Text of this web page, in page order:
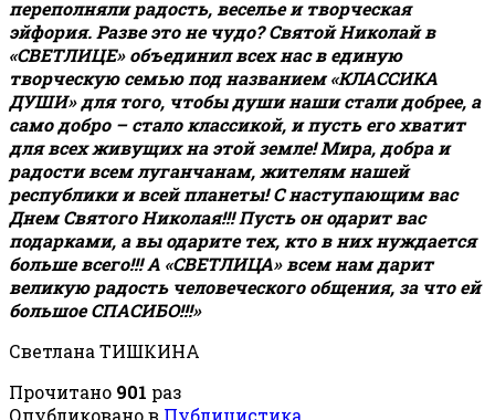
переполняли радость, веселье и творческая
эйфория. Разве это не чудо? Святой Николай в
«СВЕТЛИЦЕ» объединил всех нас в единую
творческую семью под названием «КЛАССИКА
ДУШИ» для того, чтобы души наши стали добрее, а
само добро – стало классикой, и пусть его хватит
для всех живущих на этой земле! Мира, добра и
радости всем луганчанам, жителям нашей
республики и всей планеты! С наступающим вас
Днем Святого Николая!!! Пусть он одарит вас
подарками, а вы одарите тех, кто в них нуждается
больше всего!!! А «СВЕТЛИЦА» всем нам дарит
великую радость человеческого общения, за что ей
большое СПАСИБО!!!»
Светлана ТИШКИНА
Прочитано 901 раз
Опубликовано в Публицистика